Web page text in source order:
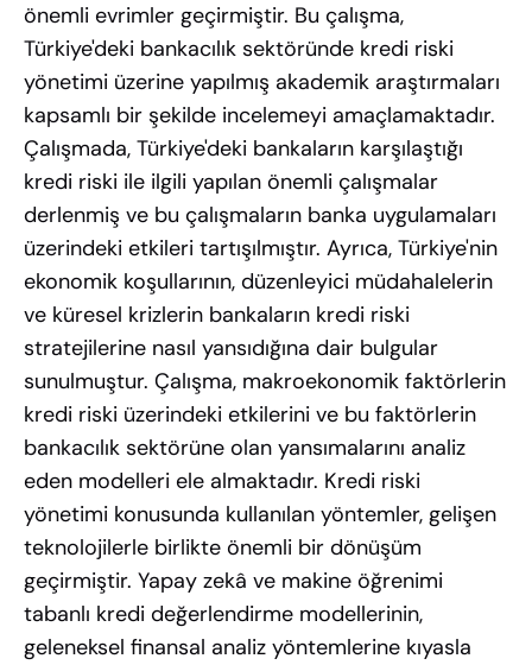
önemli evrimler geçirmiştir. Bu çalışma,
Türkiye'deki bankacılık sektöründe kredi riski
yönetimi üzerine yapılmış akademik araştırmaları
kapsamlı bir şekilde incelemeyi amaçlamaktadır.
Çalışmada, Türkiye'deki bankaların karşılaştığı
kredi riski ile ilgili yapılan önemli çalışmalar
derlenmiş ve bu çalışmaların banka uygulamaları
üzerindeki etkileri tartışılmıştır. Ayrıca, Türkiye'nin
ekonomik koşullarının, düzenleyici müdahalelerin
ve küresel krizlerin bankaların kredi riski
stratejilerine nasıl yansıdığına dair bulgular
sunulmuştur. Çalışma, makroekonomik faktörlerin
kredi riski üzerindeki etkilerini ve bu faktörlerin
bankacılık sektörüne olan yansımalarını analiz
eden modelleri ele almaktadır. Kredi riski
yönetimi konusunda kullanılan yöntemler, gelişen
teknolojilerle birlikte önemli bir dönüşüm
geçirmiştir. Yapay zekâ ve makine öğrenimi
tabanlı kredi değerlendirme modellerinin,
geleneksel finansal analiz yöntemlerine kıyasla